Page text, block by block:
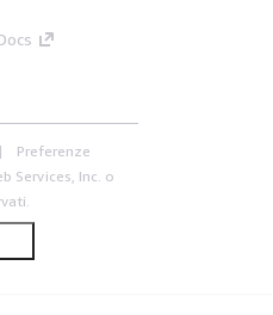
Preferenze
Services, Inc. o